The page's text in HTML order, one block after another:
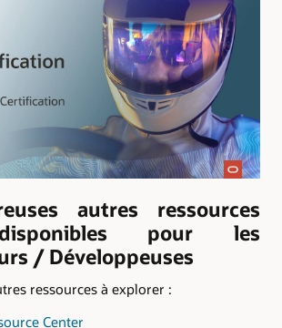
autres ressources
pour les
/ Développeuses
ressources à explorer :
Center